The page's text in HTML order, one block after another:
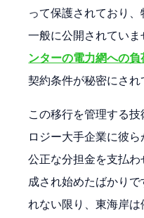
って保護されており
一般に公開されていま
ンターの電力網への負
契約条件が秘密にされ
この移行を管理する
ロジー大手企業に彼
公正な分担金を支払
成され始めたばかり
れない限り、東海岸